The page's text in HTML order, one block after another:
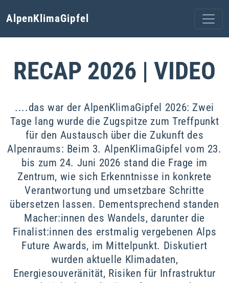
AlpenKlimaGipfel
RECAP 2026 | VIDEO
....das war der AlpenKlimaGipfel 2026: Zwei
Tage lang wurde die Zugspitze zum Treffpunkt
für den Austausch über die Zukunft des
Alpenraums: Beim 3. AlpenKlimaGipfel vom 23.
bis zum 24. Juni 2026 stand die Frage im
Zentrum, wie sich Erkenntnisse in konkrete
Verantwortung und umsetzbare Schritte
übersetzen lassen. Dementsprechend standen
Macher:innen des Wandels, darunter die
Finalist:innen des erstmalig vergebenen Alps
Future Awards, im Mittelpunkt. Diskutiert
wurden aktuelle Klimadaten,
Energiesouveränität, Risiken für Infrastruktur